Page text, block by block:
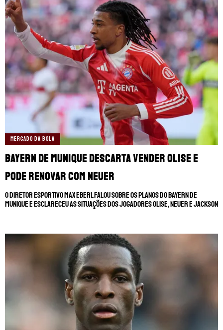
MERCADO DA BOLA
Bayern de Munique descarta vender Olise e
pode renovar com Neuer
O diretor esportivo Max Eberl falou sobre os planos do Bayern de
Munique e esclareceu as situações dos jogadores Olise, Neuer e Jackson